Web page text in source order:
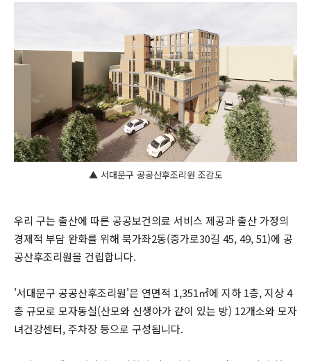
▲ 서대문구 공공산후조리원 조감도
우리 구는 출산에 따른 공공보건의료 서비스 제공과 출산 가정의
경제적 부담 완화를 위해 북가좌2동(증가로30길 45, 49, 51)에 공
공산후조리원을 건립합니다.
'서대문구 공공산후조리원'은 연면적 1,351㎡에 지하 1층, 지상 4
층 규모로 모자동실(산모와 신생아가 같이 있는 방) 12개소와 모자
녀건강센터, 주차장 등으로 구성됩니다.